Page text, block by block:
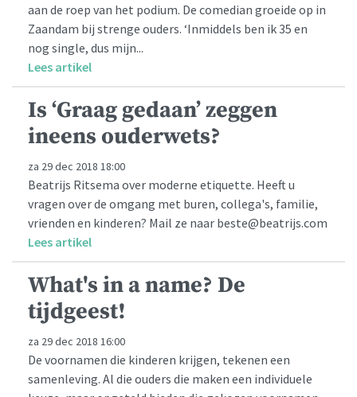
aan de roep van het podium. De comedian groeide op in
Zaandam bij strenge ouders. ‘Inmiddels ben ik 35 en
nog single, dus mijn...
Lees artikel
Is ‘Graag gedaan’ zeggen
ineens ouderwets?
za 29 dec 2018 18:00
Beatrijs Ritsema over moderne etiquette. Heeft u
vragen over de omgang met buren, collega's, familie,
vrienden en kinderen? Mail ze naar beste@beatrijs.com
Lees artikel
What's in a name? De
tijdgeest!
za 29 dec 2018 16:00
De voornamen die kinderen krijgen, tekenen een
samenleving. Al die ouders die maken een individuele